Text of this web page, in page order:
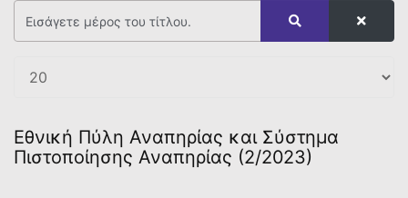
Εθνική Πύλη Αναπηρίας και Σύστημα
Πιστοποίησης Αναπηρίας (2/2023)